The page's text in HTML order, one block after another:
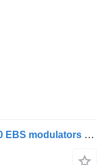
WABCO Antos (01.12-) 4802040300 EBS modulators paredzēts Mercedes-Benz Actros MP4 Antos Arocs (2012-) kravas automašīnas